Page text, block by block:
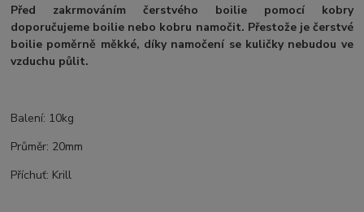
Před zakrmováním čerstvého boilie pomocí kobry
doporučujeme boilie nebo kobru namočit. Přestože je čerstvé
boilie poměrně měkké, díky namočení se kuličky nebudou ve
vzduchu půlit.
Balení: 10kg
Průměr: 20mm
Příchuť: Krill